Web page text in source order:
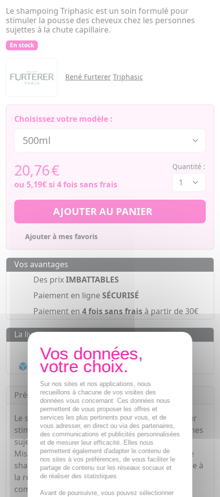
Le shampoing Triphasic est un soin formulé pour
stimuler la pousse des cheveux chez les personnes
sujettes à la chute capillaire.
En stock
René Furterer Triphasic
Choisissez votre modèle :
20,76€
ou 5,19€si 4 fois sans frais
Quantité :
AJOUTER AU PANIER
Ajouter à mes favoris
Vos avantages
Des prixIMBATTABLES
Paiement en ligne SÉCURISÉ
Paiement en4 fois sans fraisà partir de 30€
La livraison
Livraison gratuite dès55€
Acheminement Chronopost
Présentation
Le shampoing Triphasic est un soin formulé pour
stimuler la pousse des cheveux chez les personnes
sujettes à la chute capillaire.
Mis au point par l'institut René Furterer Paris, ce
shampoing stimulant s'adresse à toute personne à
la recherche d'un shampooing efficace en
complément de leur traitement anti-chute.
Sur nos sites et nos applications, nous
recueillons à chacune de vos visites des
données vous concernant. Ces données nous
permettent de vous proposer les offres et
services les plus pertinents pour vous, et de
vous adresser, en direct ou via des partenaires,
des communications et publicités personnalisées
et de mesurer leur efficacité. Elles nous
permettent également d'adapter le contenu de
nos sites à vos préférences, de vous faciliter le
partage de contenu sur les réseaux sociaux et
de réaliser des statistiques
Avant de poursuivre, vous pouvez sélectionner